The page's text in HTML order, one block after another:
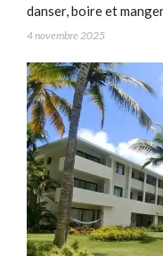
danser, boire et
4 novembre 2025